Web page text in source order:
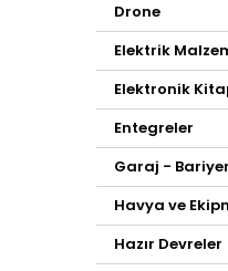
Drone
Elektrik
Elektronik
Entegreler
Garaj -
Havya ve
Hazır Devreler